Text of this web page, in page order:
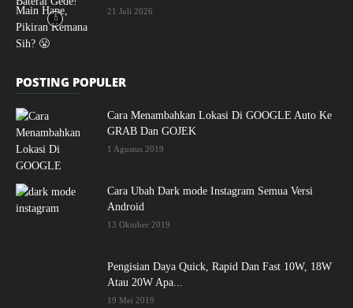
21 Juli 2026
POSTING POPULER
Cara Menambahkan Lokasi Di GOOGLE Auto Ke
GRAB Dan GOJEK
1 Agustus 2019
Cara Ubah Dark mode Instagram Semua Versi
Android
13 Oktober 2019
Pengisian Daya Quick, Rapid Dan Fast 10W, 18W
Atau 20W Apa...
19 Mei 2019